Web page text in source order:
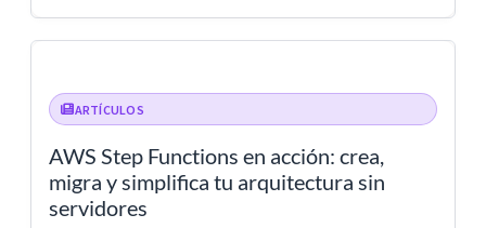
ARTÍCULOS
AWS Step Functions en acción: crea,
migra y simplifica tu arquitectura sin
servidores